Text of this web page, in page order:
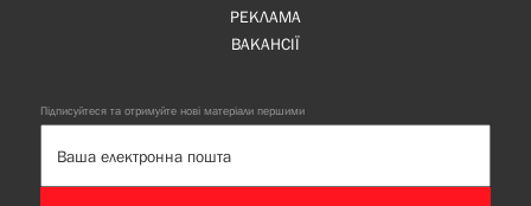
РЕКЛАМА
ВАКАНСІЇ
Підписуйтеся та отримуйте нові матеріали першими